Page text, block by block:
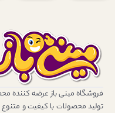
فروشگاه مینی باز عرضه کننده
تولید محصولات با کیفیت و